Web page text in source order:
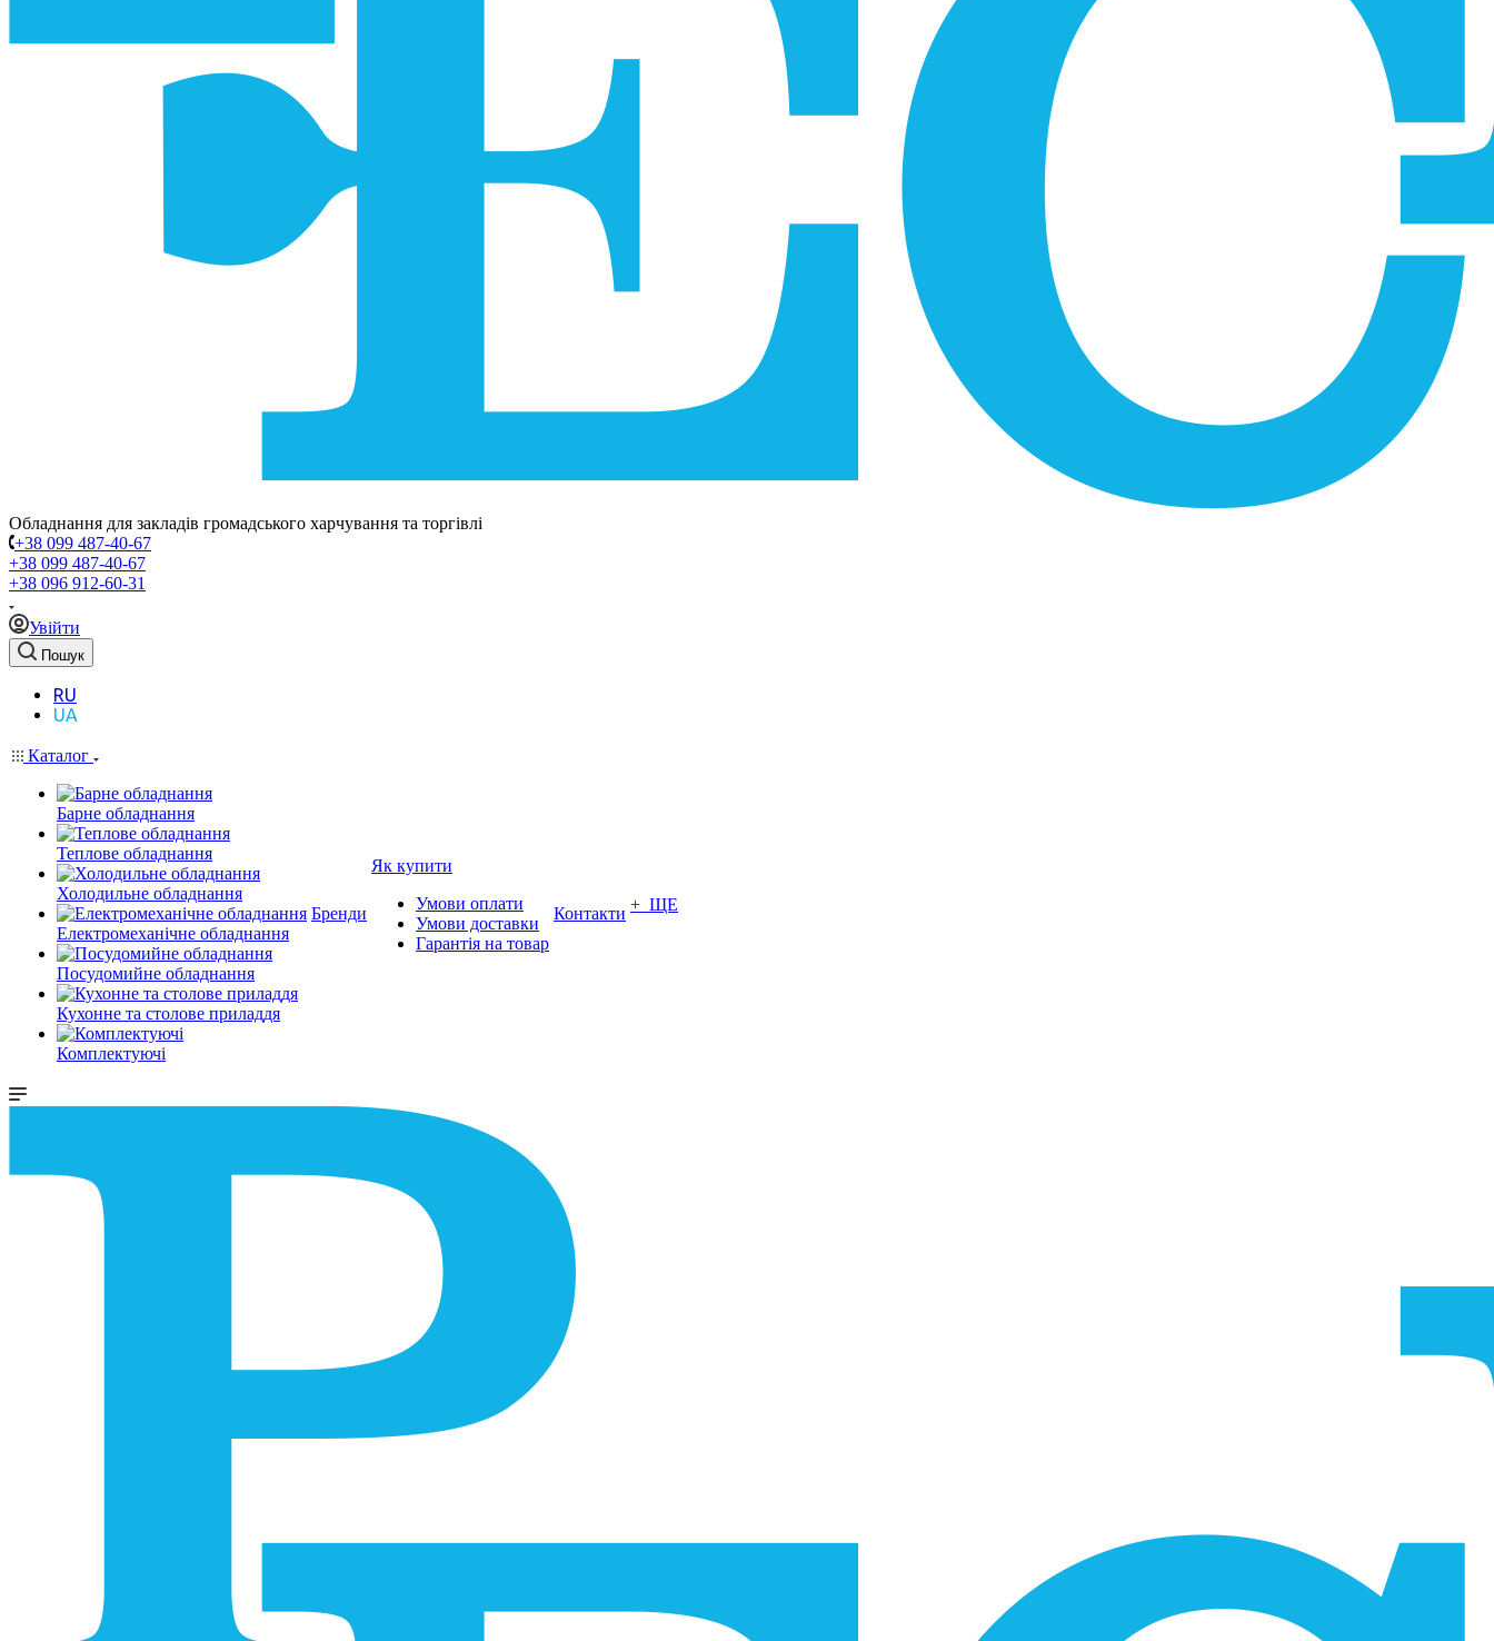
Обладнання для закладів громадського харчування та торгівлі
+38 099 487-40-67
+38 099 487-40-67
+38 096 912-60-31
Увійти
Пошук
RU
UA
Каталог
Барне обладнання
Теплове обладнання
Холодильне обладнання
Електромеханічне обладнання
Посудомийне обладнання
Кухонне та столове приладдя
Комплектуючі
Бренди
Як купити
Умови оплати
Умови доставки
Гарантія на товар
Контакти + ЩЕ